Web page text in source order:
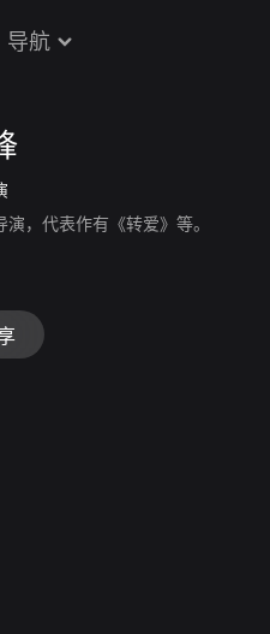
导航
演，代表作有《转爱》等。